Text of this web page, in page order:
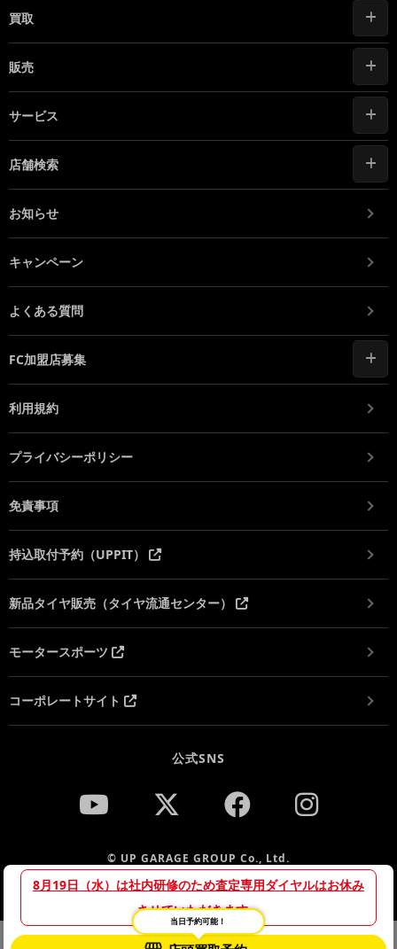
8月19日（水）は社内研修のため査定専用ダイヤルはお休み
させていただきます。
当日予約可能！
買取
販売
サービス
店舗検索
お知らせ
キャンペーン
よくある質問
FC加盟店募集
利用規約
プライバシーポリシー
免責事項
持込取付予約（UPPIT）
新品タイヤ販売（タイヤ流通センター）
モータースポーツ
コーポレートサイト
公式SNS
© UP GARAGE GROUP Co., Ltd.
当サイトでは、サイトの利便性向上や利用状況の分析のために